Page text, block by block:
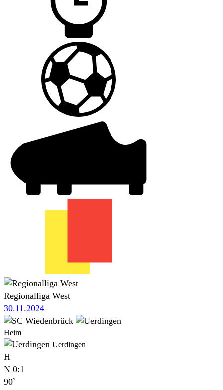
Regionalliga West
30.11.2024
Heim
Uerdingen
H
N 0:1
90`